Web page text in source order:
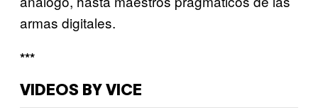
armas digitales.
***
VIDEOS BY VICE